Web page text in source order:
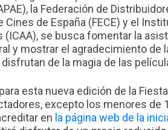
la Federación de
Cines de España (FECE) y el
(ICAA), se busca fomentar la
y mostrar el agradecimiento de
de la magia de las
esta nueva edición de la
excepto los menores de
en la página web de la